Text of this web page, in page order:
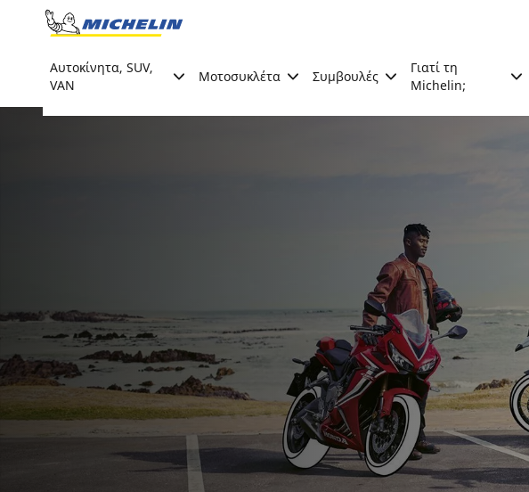
Go to page content
Αυτοκίνητα, SUV,
VAN
Μοτοσυκλέτα Συμβουλές
Γιατί τη
Michelin;